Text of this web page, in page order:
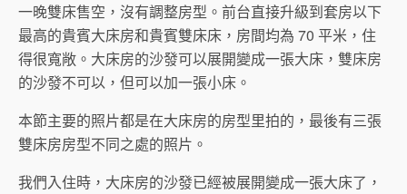
一晚雙床售空，沒有調整房型。前台直接升級到套房以下
最高的貴賓大床房和貴賓雙床床，房間均為 70 平米，住
得很寬敞。大床房的沙發可以展開變成一張大床，雙床房
的沙發不可以，但可以加一張小床。
本節主要的照片都是在大床房的房型里拍的，最後有三張
雙床房房型不同之處的照片。
我們入住時，大床房的沙發已經被展開變成一張大床了，